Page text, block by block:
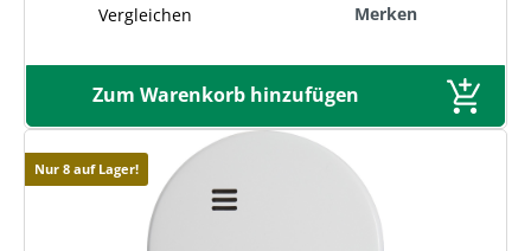
Vergleichen Merken
Zum Warenkorb hinzufügen
Nur 8 auf Lager!